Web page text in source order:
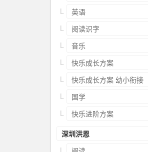
英语
阅读识字
音乐
快乐成长方案
快乐成长方案 幼小衔接
国学
快乐进阶方案
深圳洪恩